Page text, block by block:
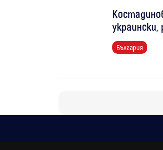
украински,
България